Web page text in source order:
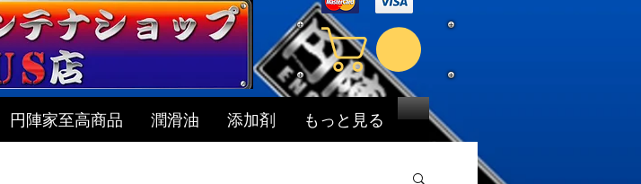
円陣家至高商品 潤滑油 添加剤 もっと見る